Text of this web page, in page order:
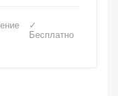
✓
Бесплатно